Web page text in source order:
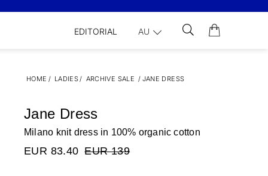
EDITORIAL AU
HOME / LADIES/ ARCHIVE SALE / JANE DRESS
Jane Dress
Milano knit dress in 100% organic cotton
EUR 83.40 EUR 139